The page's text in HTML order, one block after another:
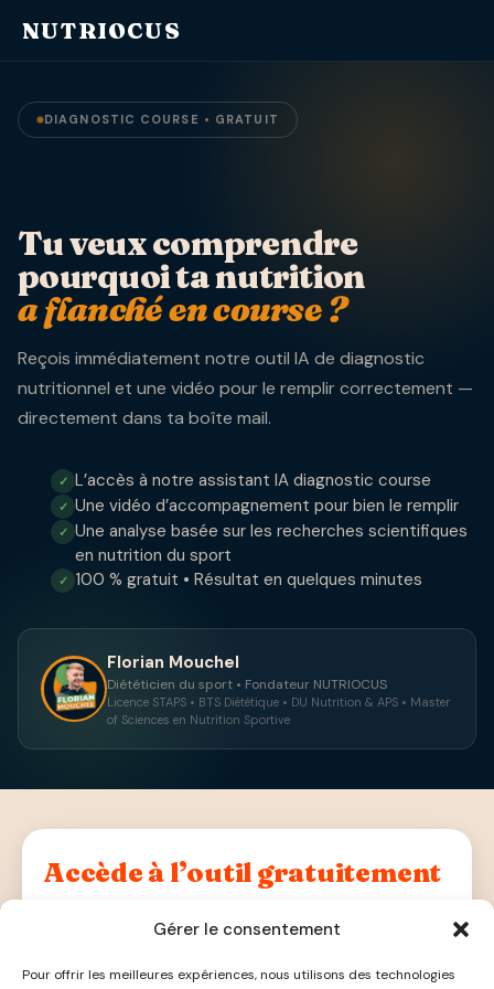
Gérer le consentement
Pour offrir les meilleures expériences, nous utilisons des technologies
NUTRIOCUS
DIAGNOSTIC COURSE • GRATUIT
Tu veux comprendre
pourquoi ta nutrition
a flanché en course ?
Reçois immédiatement notre outil IA de diagnostic
nutritionnel et une vidéo pour le remplir correctement —
directement dans ta boîte mail.
✓ L’accès à notre assistant IA diagnostic course
✓ Une vidéo d’accompagnement pour bien le remplir
✓ Une analyse basée sur les recherches scientifiques
en nutrition du sport
✓ 100 % gratuit • Résultat en quelques minutes
Florian Mouchel
Diététicien du sport • Fondateur NUTRIOCUS
Licence STAPS • BTS Diététique • DU Nutrition & APS • Master
of Sciences en Nutrition Sportive
Accède à l’outil gratuitement